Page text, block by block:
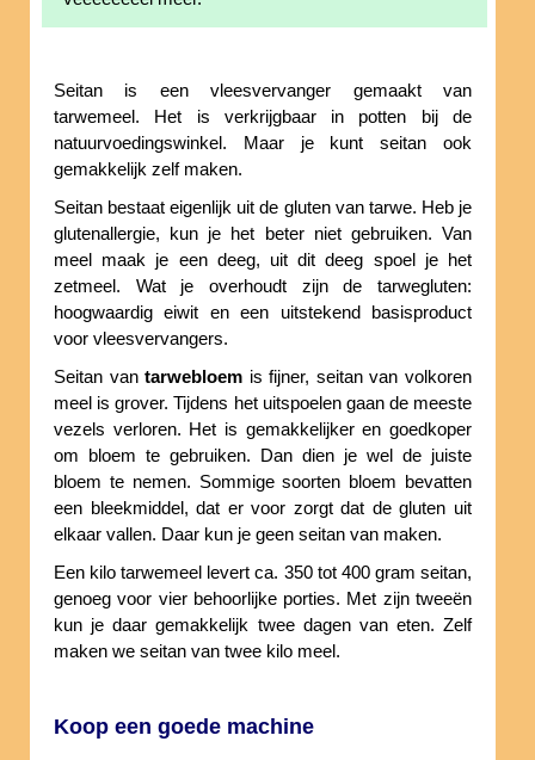
Seitan is een vleesvervanger gemaakt van
tarwemeel. Het is verkrijgbaar in potten bij de
natuurvoedingswinkel. Maar je kunt seitan ook
gemakkelijk zelf maken.
Seitan bestaat eigenlijk uit de gluten van tarwe. Heb je
glutenallergie, kun je het beter niet gebruiken. Van
meel maak je een deeg, uit dit deeg spoel je het
zetmeel. Wat je overhoudt zijn de tarwegluten:
hoogwaardig eiwit en een uitstekend basisproduct
voor vleesvervangers.
Seitan vantarwebloem is fijner, seitan van volkoren
meel is grover. Tijdens het uitspoelen gaan de meeste
vezels verloren. Het is gemakkelijker en goedkoper
om bloem te gebruiken. Dan dien je wel de juiste
bloem te nemen. Sommige soorten bloem bevatten
een bleekmiddel, dat er voor zorgt dat de gluten uit
elkaar vallen. Daar kun je geen seitan van maken.
Een kilo tarwemeel levert ca. 350 tot 400 gram seitan,
genoeg voor vier behoorlijke porties. Met zijn tweeën
kun je daar gemakkelijk twee dagen van eten. Zelf
maken we seitan van twee kilo meel.
Koop een goede machine